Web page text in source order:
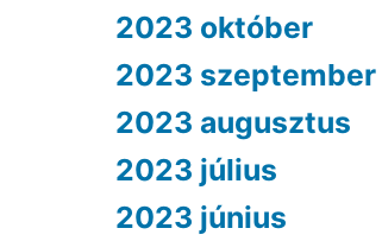
2023 október
2023 szeptember
2023 augusztus
2023 július
2023 június